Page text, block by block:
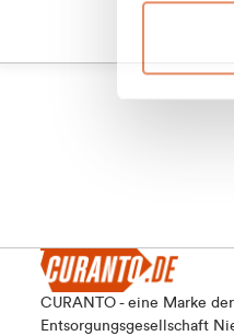
CURANTO - eine Marke der
Entsorgungsgesellschaft